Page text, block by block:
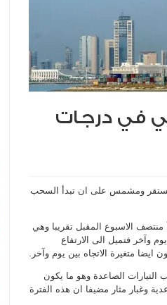
في درجات
مستقر ومشمس على ان تبدأ السحب
الاسبوع المقبل تقريبا وهي
وآخر فتميل الى الارتفاع
ايضا متغيرة الاتجاه بين يوم وآخر.
التيارات الصاعدة وهو ما يكون
وغبار مثار مضيفا ان هذه الفترة